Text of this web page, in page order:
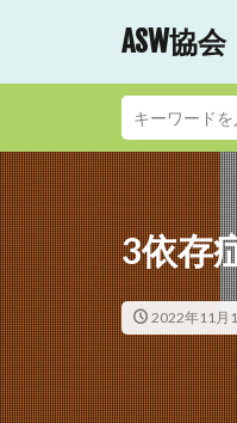
ASW協会
3依存
2022年11月